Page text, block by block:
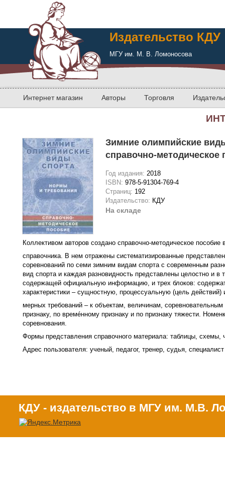
Издательство КДУ
МГУ им. М. В. Ломоносова
Интернет магазин Авторы Торговля
Зимние олимпийские
справочно-методическое
Год издания: 2018
ISBN: 978-5-91304-769-4
Страниц: 192
Издательство: КДУ
На складе
Коллективом авторов создано справочно-методическое пособие
справочника. В нем отражены систематизированные
соревнований по семи зимним видам спорта с современным
вид спорта и каждая разновидность представлены целостно и
содержащей официальную информацию, и трех блоков:
характеристики – сущностную, процессуальную (цель
мерных требований – к объектам, величинам,
признаку, по времéнному признаку и по признаку тяжести.
соревнования.
Формы представления справочного материала: таблицы, схемы,
Адрес пользователя: ученый, педагог, тренер, судья,
КДУ - издательство в МГУ им. М.В.